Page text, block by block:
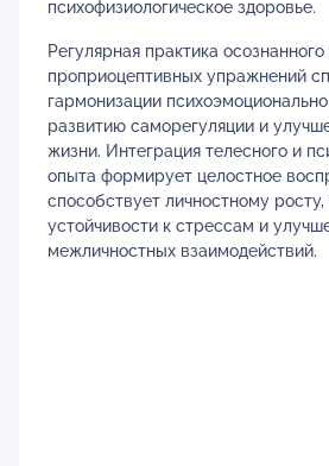
психофизиологическое здоровье.
Регулярная практика
проприоцептивных упражнений
гармонизации
развитию саморегуляции и
жизни. Интеграция телесного и
опыта формирует целостное
способствует личностному
устойчивости к стрессам и
межличностных взаимодействий.